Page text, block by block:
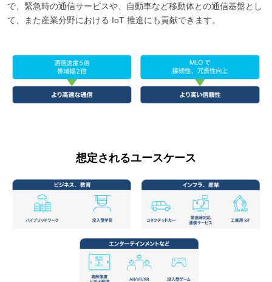
で、緊急時の通信サービスや、自動車など移動体との通信基盤とし
て、また産業分野における IoT 推進にも貢献できます。
想定されるユースケース